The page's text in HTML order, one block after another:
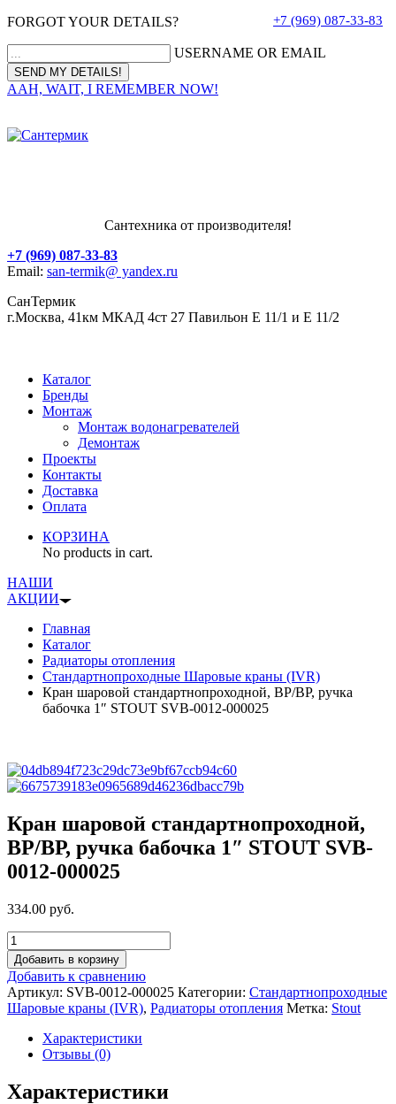
FORGOT YOUR DETAILS?
USERNAME OR EMAIL
AAH, WAIT, I REMEMBER NOW!
+7 (969) 087-33-83
Сантехника от производителя!
+7 (969) 087-33-83
Email: san-termik@ yandex.ru
СанТермик
г.Москва, 41км МКАД 4ст 27 Павильон Е 11/1 и Е 11/2
Каталог
Бренды
Монтаж
Монтаж водонагревателей
Демонтаж
Проекты
Контакты
Доставка
Оплата
КОРЗИНА
No products in cart.
НАШИ
АКЦИИ
Главная
Каталог
Радиаторы отопления
Стандартнопроходные Шаровые краны (IVR)
Кран шаровой стандартнопроходной, ВР/ВР, ручка
бабочка 1″ STOUT SVB-0012-000025
Кран шаровой стандартнопроходной,
ВР/ВР, ручка бабочка 1″ STOUT SVB-
0012-000025
334.00 руб.
Добавить в корзину
Добавить к сравнению
Артикул: SVB-0012-000025 Категории: Стандартнопроходные
Шаровые краны (IVR), Радиаторы отопления Метка: Stout
Характеристики
Отзывы (0)
Характеристики